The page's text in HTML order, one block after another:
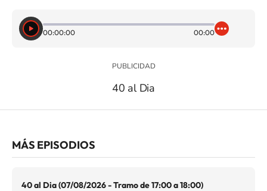
00:00:00 00:00
40 al Dia
MÁS EPISODIOS
40 al Dia (07/08/2026 - Tramo de 17:00 a 18:00)